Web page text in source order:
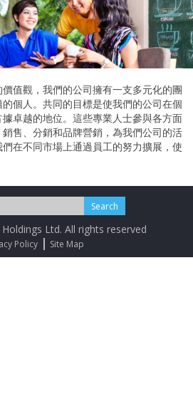
值觀，我們的公司擁有一支多元化的團
個人。共同的目標是使我們的公司在個
卓越的地位。這些專業人士參與各方面
售、分銷和品牌營銷，為我們公司的活
在不同市場上通過員工的努力擴展，使
Ltd. All rights reserved
Policy Site Map